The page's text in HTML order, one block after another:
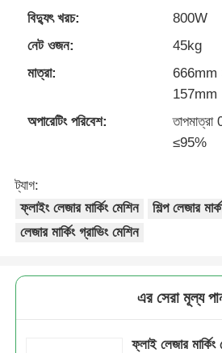
বিদ্যুৎ খরচ:
800W
নেট ওজন:
45kg
মাত্রা:
666mm
157mm
অপারেটিং পরিবেশ:
≤95%
ট্যাগ:
ফ্লাইং লেজার মার্কিং মেশিন
শিল্প লেজার
লেজার মার্কিং গ্রাভিং মেশিন
এর সেরা মূল্য
ফ্লাই লেজার